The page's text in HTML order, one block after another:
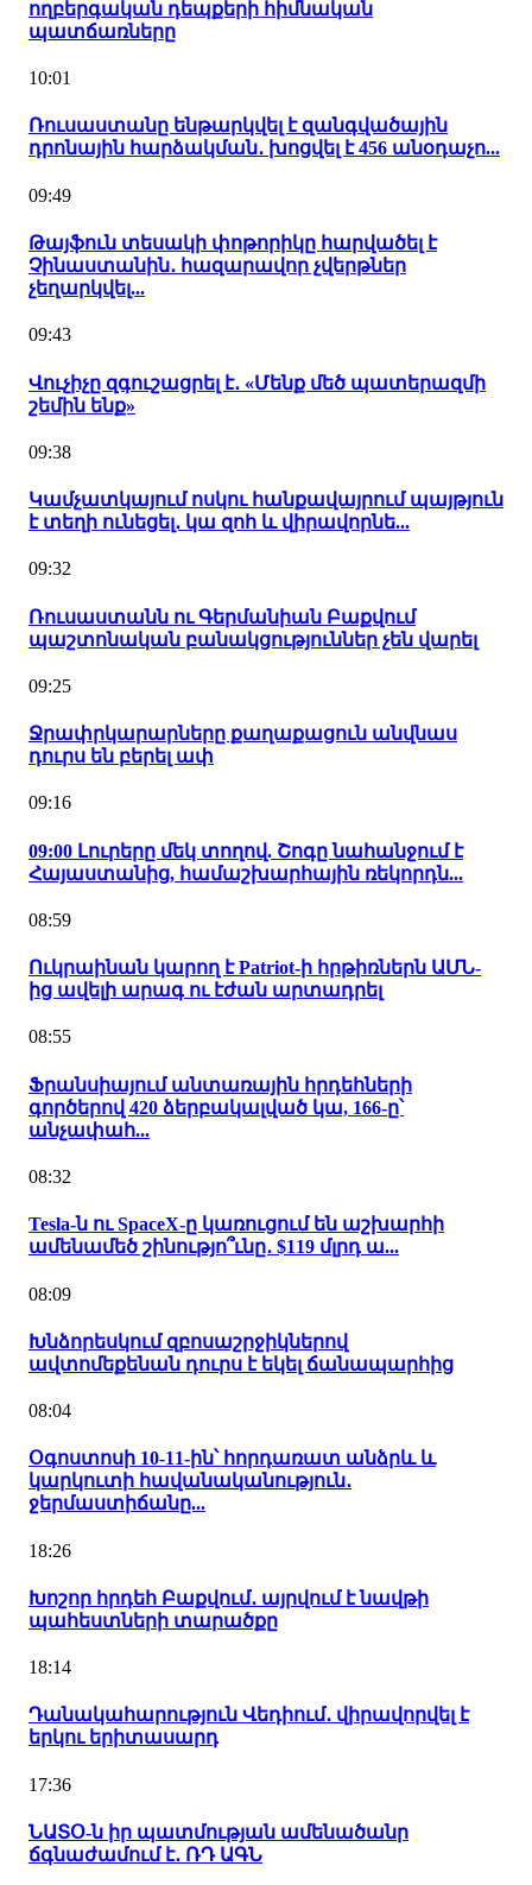
ողբերգական դեպքերի հիմնական
պատճառները
10:01
Ռուսաստանը ենթարկվել է զանգվածային
դրոնային հարձակման․ խոցվել է 456 անօդաչո...
09:49
Թայֆուն տեսակի փոթորիկը հարվածել է
Չինաստանին․ հազարավոր չվերթներ
չեղարկվել...
09:43
Վուչիչը զգուշացրել է․ «Մենք մեծ պատերազմի
շեմին ենք»
09:38
Կամչատկայում ոսկու հանքավայրում պայթյուն
է տեղի ունեցել․ կա զոհ և վիրավորնե...
09:32
Ռուսաստանն ու Գերմանիան Բաքվում
պաշտոնական բանակցություններ չեն վարել
09:25
Ջրափրկարարները քաղաքացուն անվնաս
դուրս են բերել ափ
09:16
09:00 Լուրերը մեկ տողով. Շոգը նահանջում է
Հայաստանից, համաշխարհային ռեկորդն...
08:59
Ուկրաինան կարող է Patriot-ի հրթիռներն ԱՄՆ-
ից ավելի արագ ու էժան արտադրել
08:55
Ֆրանսիայում անտառային հրդեհների
գործերով 420 ձերբակալված կա, 166-ը՝
անչափահ...
08:32
Tesla-ն ու SpaceX-ը կառուցում են աշխարհի
ամենամեծ շինությո՞ւնը․ $119 մլրդ ա...
08:09
Խնձորեսկում զբոսաշրջիկներով
ավտոմեքենան դուրս է եկել ճանապարհից
08:04
Օգոստոսի 10-11-ին՝ հորդառատ անձրև և
կարկուտի հավանականություն․
ջերմաստիճանը...
18:26
Խոշոր հրդեհ Բաքվում․ այրվում է նավթի
պահեստների տարածքը
18:14
Դանակահարություն Վեդիում․ վիրավորվել է
երկու երիտասարդ
17:36
ՆԱՏՕ-ն իր պատմության ամենածանր
ճգնաժամում է․ ՌԴ ԱԳՆ